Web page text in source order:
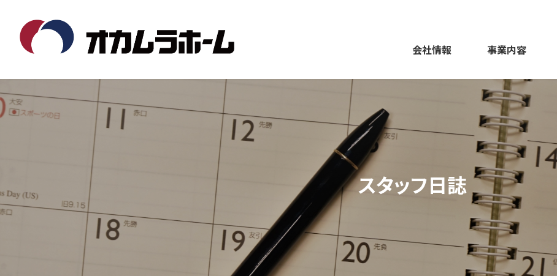
へ
ス
キ
ョ
ン
に
会社情報 事業内容
スタッフ日誌